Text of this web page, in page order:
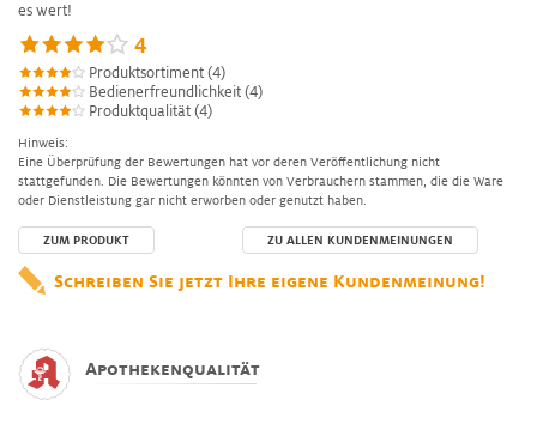
es wert!
4
Produktsortiment (4)
Bedienerfreundlichkeit (4)
Produktqualität (4)
Hinweis:
Eine Überprüfung der Bewertungen hat vor deren Veröffentlichung nicht
stattgefunden. Die Bewertungen könnten von Verbrauchern stammen, die die Ware
oder Dienstleistung gar nicht erworben oder genutzt haben.
ZUM PRODUKT ZU ALLEN KUNDENMEINUNGEN
Schreiben Sie jetzt Ihre eigene Kundenmeinung!
Apothekenqualität